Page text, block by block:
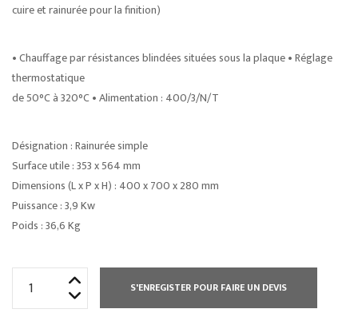
cuire et rainurée pour la finition)
• Chauffage par résistances blindées situées sous la plaque • Réglage
thermostatique
de 50°C à 320°C • Alimentation : 400/3/N/T
Désignation : Rainurée simple
Surface utile : 353 x 564 mm
Dimensions (L x P x H) : 400 x 700 x 280 mm
Puissance : 3,9 Kw
Poids : 36,6 Kg
S'ENREGISTER POUR FAIRE UN DEVIS